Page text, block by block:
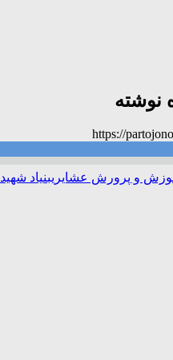
نوشته
https://
و پرورش عشایریبنیاد شهید